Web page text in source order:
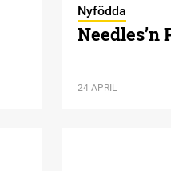
Nyfödda
Needles’n
24 APRIL